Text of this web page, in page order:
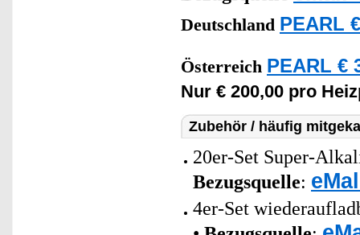
Deutschland PEARL
Österreich PEARL €
Nur € 200,00 pro
Zubehör / häufig
20er-Set Super-
Bezugsquelle:
4er-Set